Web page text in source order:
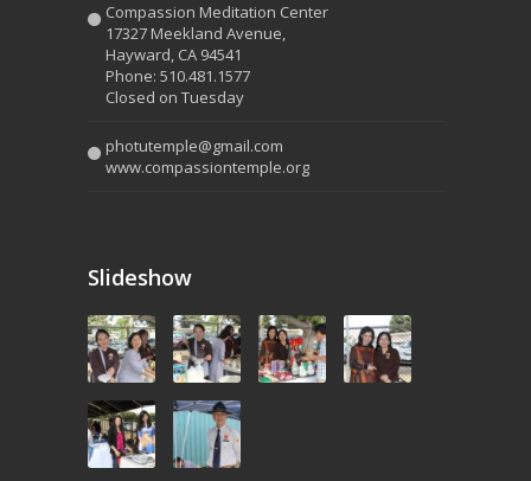
Compassion Meditation Center
17327 Meekland Avenue,
Hayward, CA 94541
Phone: 510.481.1577
Closed on Tuesday
photutemple@gmail.com
www.compassiontemple.org
Slideshow